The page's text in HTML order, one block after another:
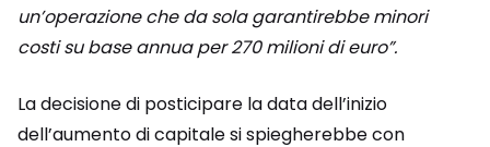
un’operazione che da sola garantirebbe minori
costi su base annua per 270 milioni di euro”.
La decisione di posticipare la data dell’inizio
dell’aumento di capitale si spiegherebbe con